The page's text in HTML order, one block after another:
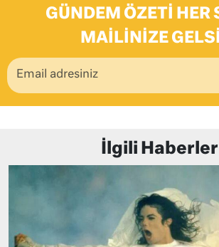
GÜNDEM ÖZETI HER
MAILINIZE
İlgili Haberler